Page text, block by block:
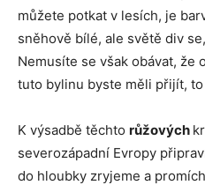
můžete potkat v lesích, je
sněhově bílé, ale světě div
Nemusíte se však obávat, že
tuto bylinu byste měli přijít,
K výsadbě těchto růžových
severozápadní Evropy
do hloubky zryjeme a